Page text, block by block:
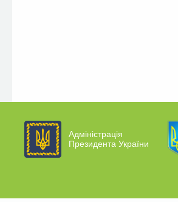
Адміністрація
Президента України